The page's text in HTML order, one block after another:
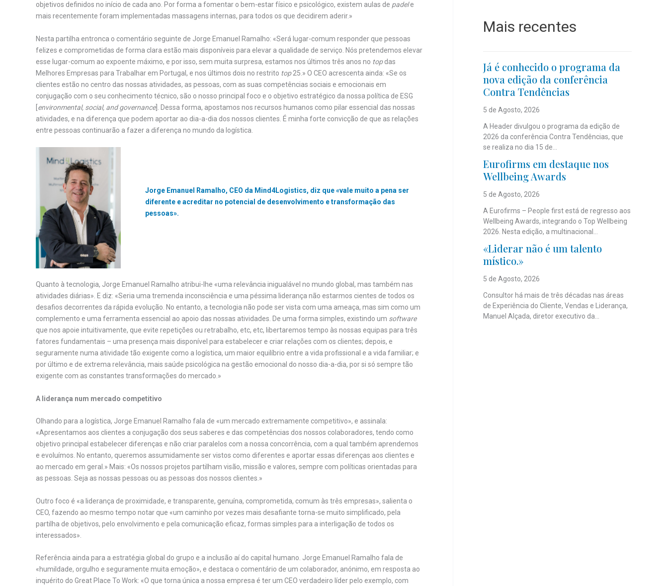
objetivos definidos no início de cada ano. Por forma a fomentar o bem-estar físico e psicológico, existem aulas de padele
mais recentemente foram implementadas massagens internas, para todos os que decidirem aderir.»
Nesta partilha entronca o comentário seguinte de Jorge Emanuel Ramalho: «Será lugar-comum responder que pessoas
felizes e comprometidas de forma clara estão mais disponíveis para elevar a qualidade de serviço. Nós pretendemos elevar
esse lugar-comum ao expoente máximo, e por isso, sem muita surpresa, estamos nos últimos três anos no topdas
Melhores Empresas para Trabalhar em Portugal, e nos últimos dois no restrito top25.» O CEO acrescenta ainda: «Se os
clientes estão no centro das nossas atividades, as pessoas, com as suas competências sociais e emocionais em
conjugação com o seu conhecimento técnico, são o nosso principal foco e o objetivo estratégico da nossa política de ESG
[environmental, social, and governance]. Dessa forma, apostamos nos recursos humanos como pilar essencial das nossas
atividades, e na diferença que podem aportar ao dia-a-dia dos nossos clientes. É minha forte convicção de que as relações
entre pessoas continuarão a fazer a diferença no mundo da logística.
Jorge Emanuel Ramalho, CEO da Mind4Logistics, diz que «vale muito a pena ser
diferente e acreditar no potencial de desenvolvimento e transformação das
pessoas».
Quanto à tecnologia, Jorge Emanuel Ramalho atribui-lhe «uma relevância inigualável no mundo global, mas também nas
atividades diárias». E diz: «Seria uma tremenda inconsciência e uma péssima liderança não estarmos cientes de todos os
desafios decorrentes da rápida evolução. No entanto, a tecnologia não pode ser vista com uma ameaça, mas sim como um
complemento e uma ferramenta essencial ao apoio das nossas atividades. De uma forma simples, existindo um software
que nos apoie intuitivamente, que evite repetições ou retrabalho, etc, etc, libertaremos tempo às nossas equipas para três
fatores fundamentais – uma presença mais disponível para estabelecer e criar relações com os clientes; depois, e
seguramente numa atividade tão exigente como a logística, um maior equilíbrio entre a vida profissional e a vida familiar; e
por último e de extrema relevância, mais saúde psicológica na gestão emocional do nosso dia-a-dia, por si só sempre tão
exigente com as constantes transformações do mercado.»
A liderança num mercado competitivo
Olhando para a logística, Jorge Emanuel Ramalho fala de «um mercado extremamente competitivo», e assinala:
«Apresentamos aos clientes a conjugação dos seus saberes e das competências dos nossos colaboradores, tendo como
objetivo principal estabelecer diferenças e não criar paralelos com a nossa concorrência, com a qual também aprendemos
e evoluímos. No entanto, queremos assumidamente ser vistos como diferentes e aportar essas diferenças aos clientes e
ao mercado em geral.» Mais: «Os nossos projetos partilham visão, missão e valores, sempre com políticas orientadas para
as pessoas. Seja as nossas pessoas ou as pessoas dos nossos clientes.»
Outro foco é «a liderança de proximidade, e transparente, genuína, comprometida, comum às três empresas», salienta o
CEO, fazendo ao mesmo tempo notar que «um caminho por vezes mais desafiante torna-se muito simplificado, pela
partilha de objetivos, pelo envolvimento e pela comunicação eficaz, formas simples para a interligação de todos os
interessados».
Referência ainda para a estratégia global do grupo e a inclusão aí do capital humano. Jorge Emanuel Ramalho fala de
«humildade, orgulho e seguramente muita emoção», e destaca o comentário de um colaborador, anónimo, em resposta ao
inquérito do Great Place To Work: «O que torna única a nossa empresa é ter um CEO verdadeiro líder pelo exemplo, com
Mais recentes
Já é conhecido o programa da
nova edição da conferência
Contra Tendências
5 de Agosto, 2026
A Header divulgou o programa da edição de
2026 da conferência Contra Tendências, que
se realiza no dia 15 de...
Eurofirms em destaque nos
Wellbeing Awards
5 de Agosto, 2026
A Eurofirms – People first está de regresso aos
Wellbeing Awards, integrando o Top Wellbeing
2026. Nesta edição, a multinacional...
«Liderar não é um talento
místico.»
5 de Agosto, 2026
Consultor há mais de três décadas nas áreas
de Experiência do Cliente, Vendas e Liderança,
Manuel Alçada, diretor executivo da...